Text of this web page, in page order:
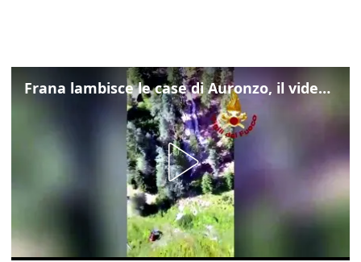
Frana lambisce le case di Auronzo, il video dall'elicottero dei vigili del fuoco